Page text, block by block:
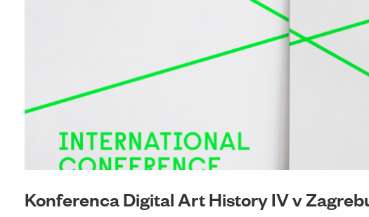
Konferenca Digital Art History IV v